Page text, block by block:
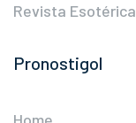
Revista Esotérica
Pronostigol